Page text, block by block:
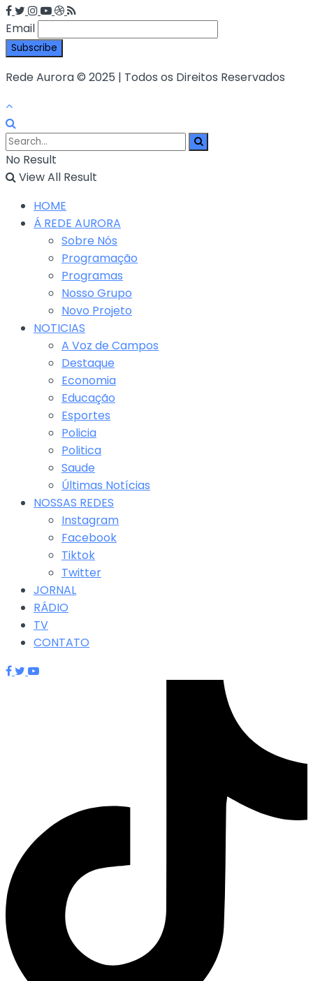
Email
Rede Aurora © 2025 | Todos os Direitos Reservados
No Result
View All Result
HOME
Á REDE AURORA
Sobre Nós
Programação
Programas
Nosso Grupo
Novo Projeto
NOTICIAS
A Voz de Campos
Destaque
Economia
Educação
Esportes
Policia
Politica
Saude
Últimas Notícias
NOSSAS REDES
Instagram
Facebook
Tiktok
Twitter
JORNAL
RÁDIO
TV
CONTATO